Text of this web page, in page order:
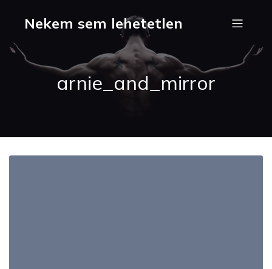
Nekem sem lehetetlen
arnie_and_mirror